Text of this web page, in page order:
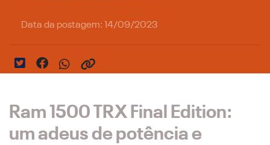
Data da postagem: 14/09/2023
Ram 1500 TRX Final Edition:
um adeus de potência e